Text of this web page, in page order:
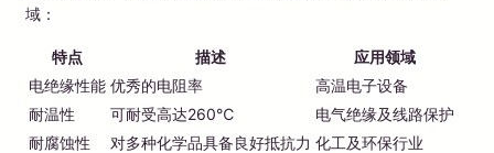
域：
特点 描述
应用领域
电绝缘性能 优秀的电阻率
高温电子设备
耐温性
可耐受高达260℃
电气绝缘及线路保护
耐腐蚀性
对多种化学品具备良好抵抗力 化工及环保行业